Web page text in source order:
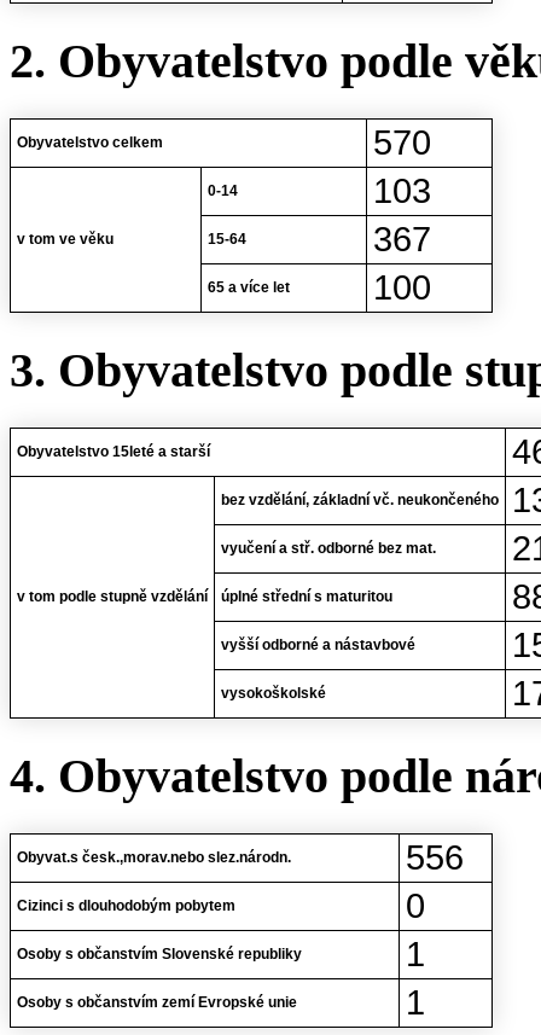
2. Obyvatelstvo podle
Obyvatelstvo celkem 570
v tom ve věku
0-14 103
15-64 367
65 a více let 100
3. Obyvatelstvo podle
Obyvatelstvo 15leté a starší
v tom podle stupně vzdělání
bez vzdělání, základní vč. neukončeného
vyučení a stř. odborné bez mat.
úplné střední s maturitou
vyšší odborné a nástavbové
vysokoškolské
4. Obyvatelstvo podle
Obyvat.s česk.,morav.nebo slez.národn. 556
Cizinci s dlouhodobým pobytem 0
Osoby s občanstvím Slovenské republiky 1
Osoby s občanstvím zemí Evropské unie 1